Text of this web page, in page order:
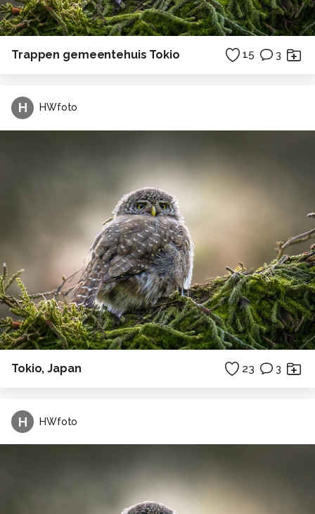
Trappen gemeentehuis Tokio 15 3
H HWfoto
Tokio, Japan 23 3
H HWfoto